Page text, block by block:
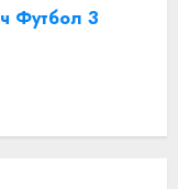
Футбол 3